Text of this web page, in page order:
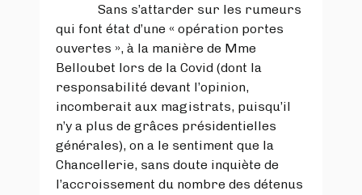
Sans s’attarder sur les rumeurs
qui font état d’une « opération portes
ouvertes », à la manière de Mme
Belloubet lors de la Covid (dont la
responsabilité devant l’opinion,
incomberait aux magistrats, puisqu’il
n’y a plus de grâces présidentielles
générales), on a le sentiment que la
Chancellerie, sans doute inquiète de
l’accroissement du nombre des détenus